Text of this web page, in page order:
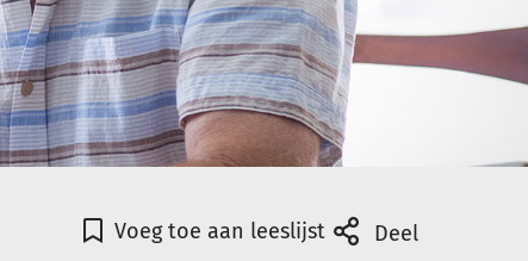
Voeg toe aan leeslijst Deel